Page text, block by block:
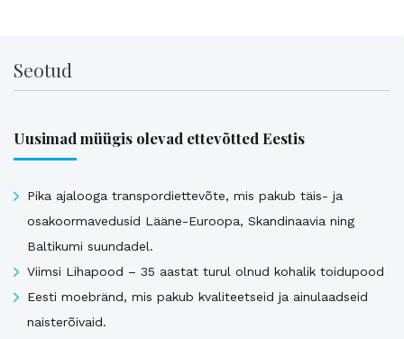
Seotud
Uusimad müügis olevad ettevõtted Eestis
Pika ajalooga transpordiettevõte, mis pakub täis- ja
osakoormavedusid Lääne-Euroopa, Skandinaavia ning
Baltikumi suundadel.
Viimsi Lihapood – 35 aastat turul olnud kohalik toidupood
Eesti moebränd, mis pakub kvaliteetseid ja ainulaadseid
naisterõivaid.